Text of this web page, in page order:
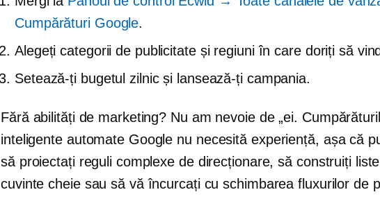
Cumpărături Google.
Alegeți categorii de publicitate și regiuni în care doriți să
Setează-ți bugetul zilnic și lansează-ți campania.
Fără abilități de marketing? Nu am nevoie de „ei.
inteligente automate Google nu necesită experiență, așa că
să proiectați reguli complexe de direcționare, să construiți
cuvinte cheie sau să vă încurcați cu schimbarea fluxurilor de